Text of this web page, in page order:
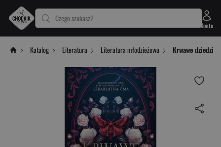
Czego szukasz?
Konto
Katalog Literatura Literatura młodzieżowa Krwawe